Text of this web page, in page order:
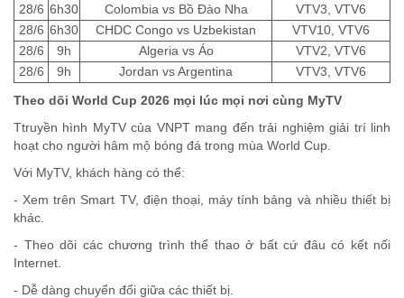
28/6 6h30 Colombia vs Bồ Đào Nha
VTV3, VTV6
28/6 6h30 CHDC Congo vs Uzbekistan
VTV10, VTV6
28/6
9h Algeria vs Áo
VTV2, VTV6
28/6
9h Jordan vs Argentina VTV3, VTV6
Theo dõi World Cup 2026 mọi lúc mọi nơi cùng MyTV
Ttruyền hình MyTVcủa VNPT mang đến trải nghiệm giải trí linh
hoạt cho người hâm mộ bóng đá trong mùa World Cup.
Với MyTV, khách hàng có thể:
- Xem trên Smart TV, điện thoại, máy tính bảng và nhiều thiết bị
khác.
- Theo dõi các chương trình thể thao ở bất cứ đâu có kết nối
Internet.
- Dễ dàng chuyển đổi giữa các thiết bị.